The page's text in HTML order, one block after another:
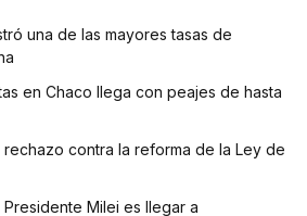
una de las mayores tasas de
en Chaco llega con peajes de hasta
rechazo contra la reforma de la Ley de
Milei es llegar a